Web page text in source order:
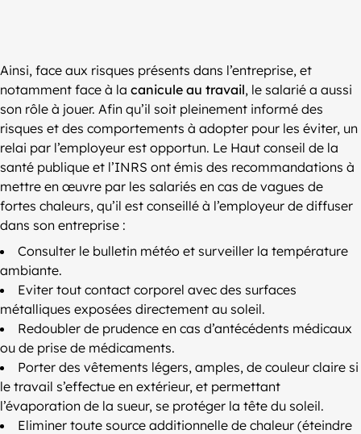
Ainsi, face aux risques présents dans l’entreprise, et
notamment face à la canicule au travail, le salarié a aussi
son rôle à jouer. Afin qu’il soit pleinement informé des
risques et des comportements à adopter pour les éviter, un
relai par l’employeur est opportun. Le Haut conseil de la
santé publique et l’INRS ont émis des recommandations à
mettre en œuvre par les salariés en cas de vagues de
fortes chaleurs, qu’il est conseillé à l’employeur de diffuser
dans son entreprise :
Consulter le bulletin météo et surveiller la température
ambiante.
Eviter tout contact corporel avec des surfaces
métalliques exposées directement au soleil.
Redoubler de prudence en cas d’antécédents médicaux
ou de prise de médicaments.
Porter des vêtements légers, amples, de couleur claire si
le travail s’effectue en extérieur, et permettant
l’évaporation de la sueur, se protéger la tête du soleil.
Eliminer toute source additionnelle de chaleur (éteindre